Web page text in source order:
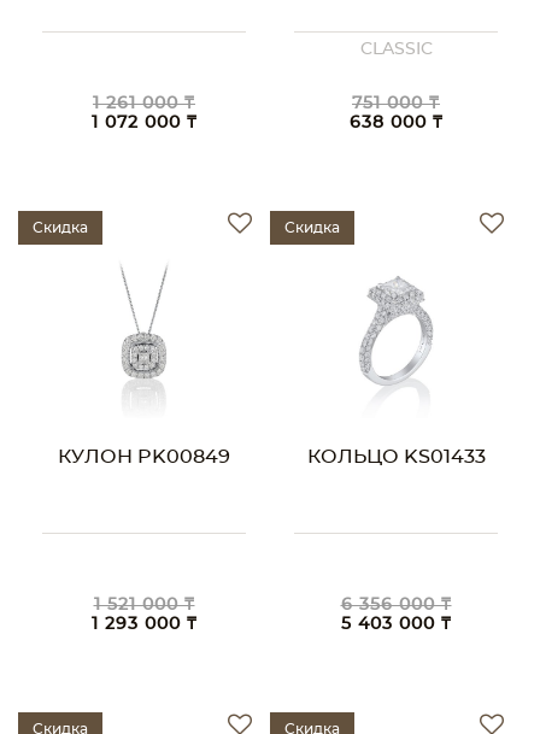
1 261 000 ₸
1 072 000 ₸
CLASSIC
751 000 ₸
638 000 ₸
Скидка
КУЛОН PK00849
1 521 000 ₸
1 293 000 ₸
Скидка
КОЛЬЦО KS01433
6 356 000 ₸
5 403 000 ₸
Скидка Скидка